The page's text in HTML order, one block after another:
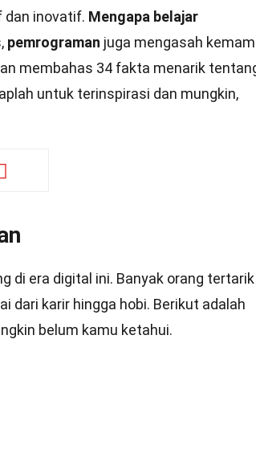
dan inovatif. Mengapa belajar
pemrograman juga mengasah
membahas 34 fakta menarik
untuk terinspirasi dan mungkin,
di era digital ini. Banyak orang tertarik
dari karir hingga hobi. Berikut adalah
belum kamu ketahui.